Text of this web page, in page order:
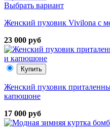
Выбрать вариант
Женский пуховик Vivilona с
23 000 руб
Купить
Женский пуховик
капюшоне
17 000 руб